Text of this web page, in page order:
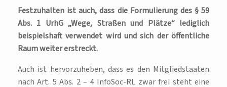
Festzuhalten ist auch, dass die Formulierung des § 59
Abs. 1 UrhG „Wege, Straßen und Plätze“ lediglich
beispielshaft verwendet wird und sich der öffentliche
Raum weiter erstreckt.
Auch ist hervorzuheben, dass es den Mitgliedstaaten
nach Art. 5 Abs. 2 – 4 InfoSoc-RL zwar frei steht eine